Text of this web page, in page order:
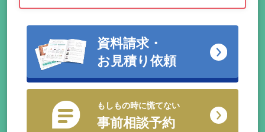
資料請求・
お見積り依頼
もしもの時に慌てない
事前相談予約